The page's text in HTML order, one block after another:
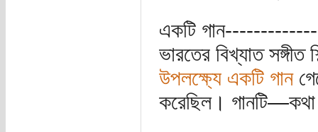
একটি
ভারতের বিখ্যাত সঙ্গীত
উপলক্ষ্যে একটি গান
করেছিল।